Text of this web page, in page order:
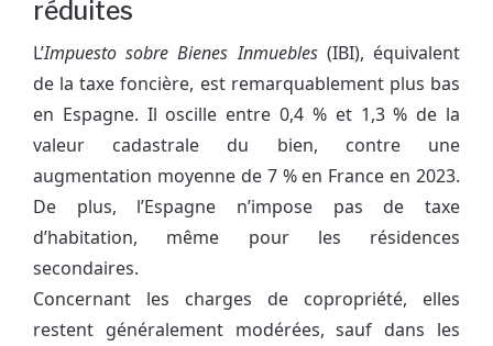
réduites
L’Impuesto sobre Bienes Inmuebles(IBI), équivalent
de la taxe foncière, est remarquablement plus bas
en Espagne. Il oscille entre 0,4 % et 1,3 % de la
valeur cadastrale du bien, contre une
augmentation moyenne de 7 % en France en 2023.
De plus, l’Espagne n’impose pas de taxe
d’habitation, même pour les résidences
secondaires.
Concernant les charges de copropriété, elles
restent généralement modérées, sauf dans les